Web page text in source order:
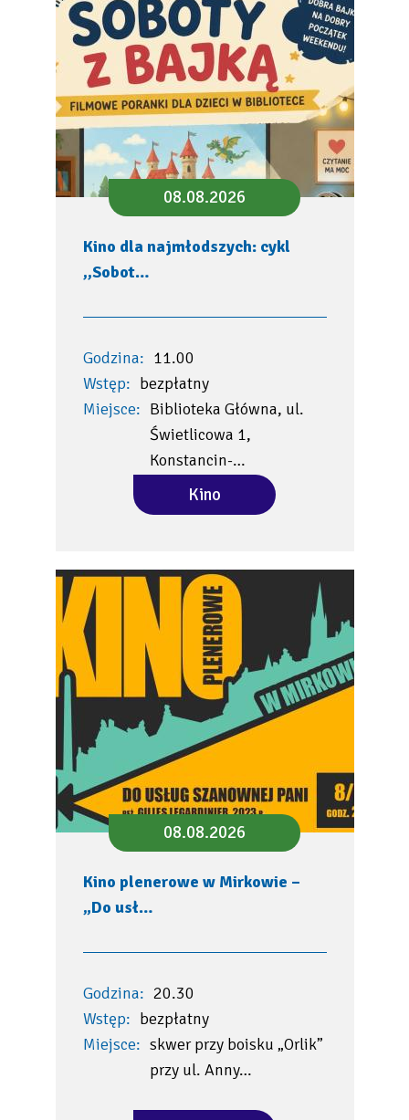
08.08.2026
Kino dla najmłodszych: cykl
,,Sobot…
Godzina: 11.00
Wstęp: bezpłatny
Miejsce: Biblioteka Główna, ul.
Świetlicowa 1,
Konstancin-…
Kino
08.08.2026
Kino plenerowe w Mirkowie –
„Do usł…
Godzina: 20.30
Wstęp: bezpłatny
Miejsce: skwer przy boisku „Orlik”
przy ul. Anny…